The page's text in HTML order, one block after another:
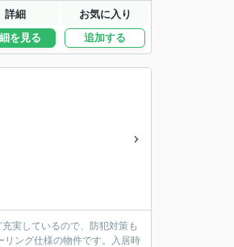
詳細 お気に入り
を見る 追加する
実しているので、防犯対策も
リング仕様の物件です。入居時